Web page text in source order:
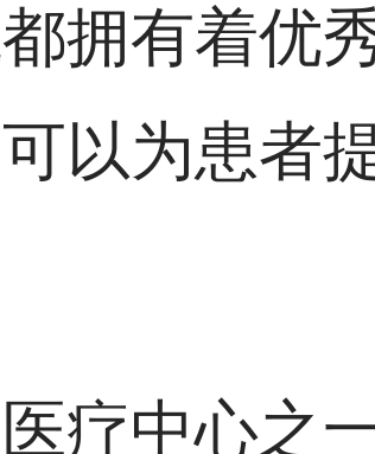
拥有着优
以为患者
疗中心之